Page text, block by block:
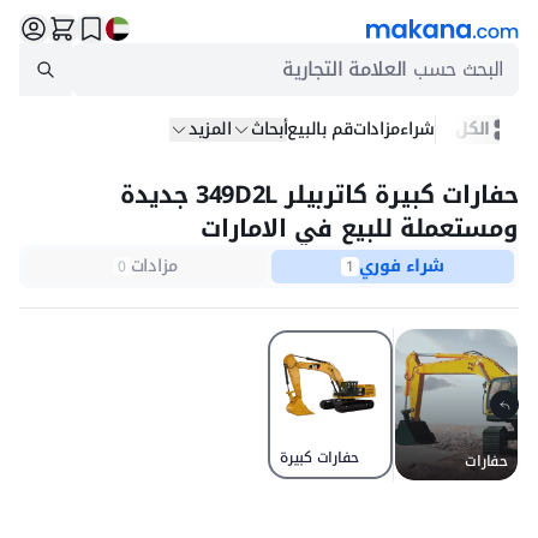
البحث حسب العلامة التجارية
الكل شراءمزاداتقم بالبيعأبحاث المزيد
حفارات كبيرة كاتربيلر 349D2L جديدة
ومستعملة للبيع في الامارات
شراء فوري 1 مزادات 0
حفارات حفارات كبيرة